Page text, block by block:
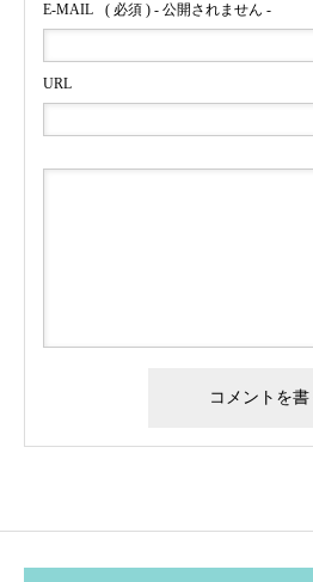
E-MAIL ( 必須 ) - 公開されません -
URL